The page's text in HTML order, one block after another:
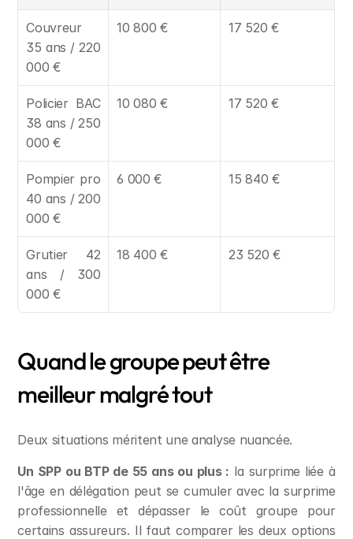
Couvreur
35 ans / 220
000 €
10 800 € 17 520 €
Policier BAC
38 ans / 250
000 €
10 080 € 17 520 €
Pompier pro
40 ans / 200
000 €
6 000 € 15 840 €
Grutier 42
ans / 300
000 €
18 400 € 23 520 €
Quand le groupe peut être
meilleur malgré tout
Deux situations méritent une analyse nuancée.
Un SPP ou BTP de 55 ans ou plus : la surprime liée à
l'âge en délégation peut se cumuler avec la surprime
professionnelle et dépasser le coût groupe pour
certains assureurs. Il faut comparer les deux options